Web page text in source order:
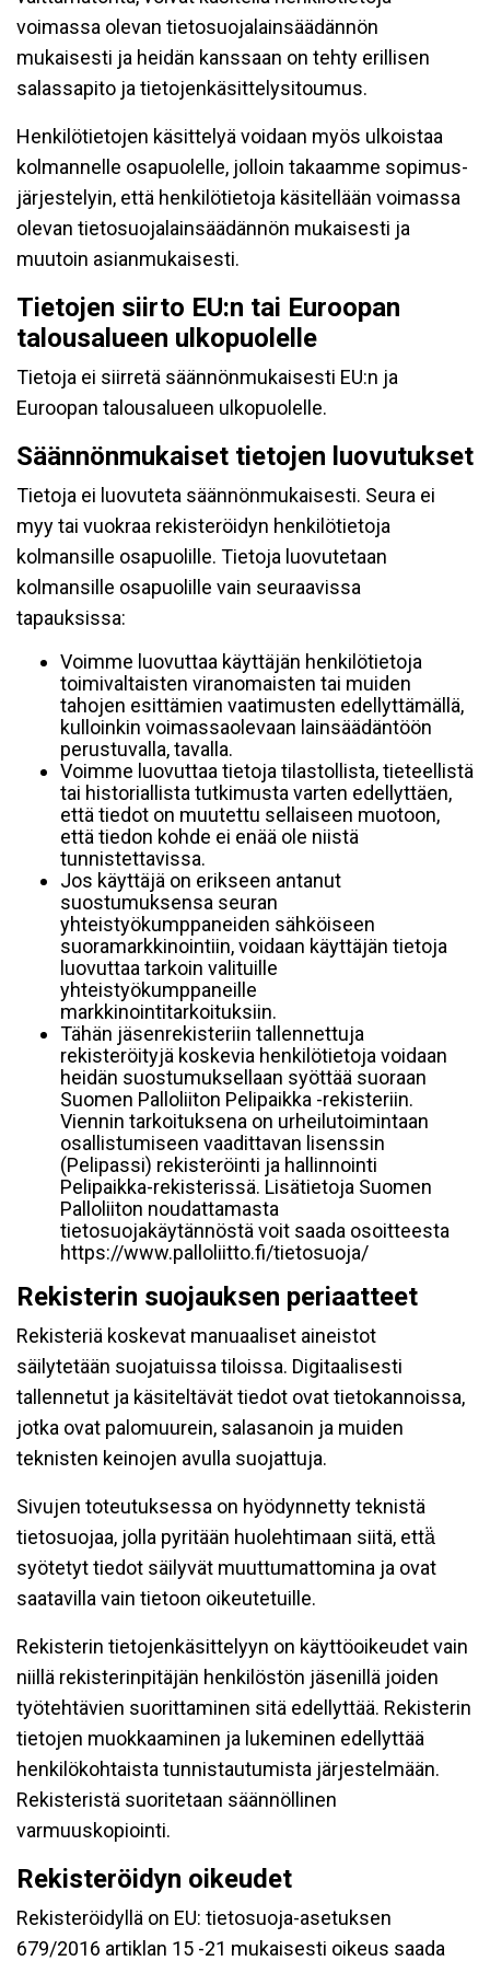
voimassa olevan tietosuojalainsäädännön
mukaisesti ja heidän kanssaan on tehty erillisen
salassapito ja tietojenkäsittelysitoumus.
Henkilötietojen käsittelyä voidaan myös ulkoistaa
kolmannelle osapuolelle, jolloin takaamme sopimus-
järjestelyin, että henkilötietoja käsitellään voimassa
olevan tietosuojalainsäädännön mukaisesti ja
muutoin asianmukaisesti.
Tietojen siirto EU:n tai Euroopan
talousalueen ulkopuolelle
Tietoja ei siirretä säännönmukaisesti EU:n ja
Euroopan talousalueen ulkopuolelle.
Säännönmukaiset tietojen luovutukset
Tietoja ei luovuteta säännönmukaisesti. Seura ei
myy tai vuokraa rekisteröidyn henkilötietoja
kolmansille osapuolille. Tietoja luovutetaan
kolmansille osapuolille vain seuraavissa
tapauksissa:
Voimme luovuttaa käyttäjän henkilötietoja
toimivaltaisten viranomaisten tai muiden
tahojen esittämien vaatimusten edellyttämällä,
kulloinkin voimassaolevaan lainsäädäntöön
perustuvalla, tavalla.
Voimme luovuttaa tietoja tilastollista, tieteellistä
tai historiallista tutkimusta varten edellyttäen,
että tiedot on muutettu sellaiseen muotoon,
että tiedon kohde ei enää ole niistä
tunnistettavissa.
Jos käyttäjä on erikseen antanut
suostumuksensa seuran
yhteistyökumppaneiden sähköiseen
suoramarkkinointiin, voidaan käyttäjän tietoja
luovuttaa tarkoin valituille
yhteistyökumppaneille
markkinointitarkoituksiin.
Tähän jäsenrekisteriin tallennettuja
rekisteröityjä koskevia henkilötietoja voidaan
heidän suostumuksellaan syöttää suoraan
Suomen Palloliiton Pelipaikka -rekisteriin.
Viennin tarkoituksena on urheilutoimintaan
osallistumiseen vaadittavan lisenssin
(Pelipassi) rekisteröinti ja hallinnointi
Pelipaikka-rekisterissä. Lisätietoja Suomen
Palloliiton noudattamasta
tietosuojakäytännöstä voit saada osoitteesta
https://www.palloliitto.fi/tietosuoja/
Rekisterin suojauksen periaatteet
Rekisteriä koskevat manuaaliset aineistot
säilytetään suojatuissa tiloissa. Digitaalisesti
tallennetut ja käsiteltävät tiedot ovat tietokannoissa,
jotka ovat palomuurein, salasanoin ja muiden
teknisten keinojen avulla suojattuja.
Sivujen toteutuksessa on hyödynnetty teknistä
tietosuojaa, jolla pyritään huolehtimaan siitä, että̈
syötetyt tiedot säilyvät muuttumattomina ja ovat
saatavilla vain tietoon oikeutetuille.
Rekisterin tietojenkäsittelyyn on käyttöoikeudet vain
niillä rekisterinpitäjän henkilöstön jäsenillä joiden
työtehtävien suorittaminen sitä edellyttää. Rekisterin
tietojen muokkaaminen ja lukeminen edellyttää
henkilökohtaista tunnistautumista järjestelmään.
Rekisteristä suoritetaan säännöllinen
varmuuskopiointi.
Rekisteröidyn oikeudet
Rekisteröidyllä on EU: tietosuoja-asetuksen
679/2016 artiklan 15 -21 mukaisesti oikeus saada